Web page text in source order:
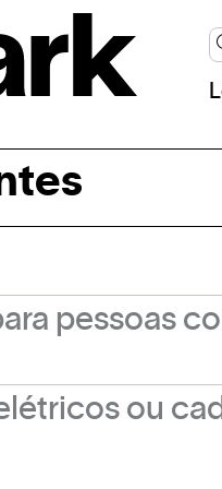
pessoas
todas as
rodas e banheiros
ou